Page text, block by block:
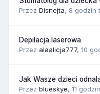
Przez Disnejta, 8 godzin
Depilacja laserowa
Przez alaalicja777, 10
Jak Wasze dzieci
Przez blueskye, 11